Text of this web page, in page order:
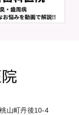
山町丹後10-4